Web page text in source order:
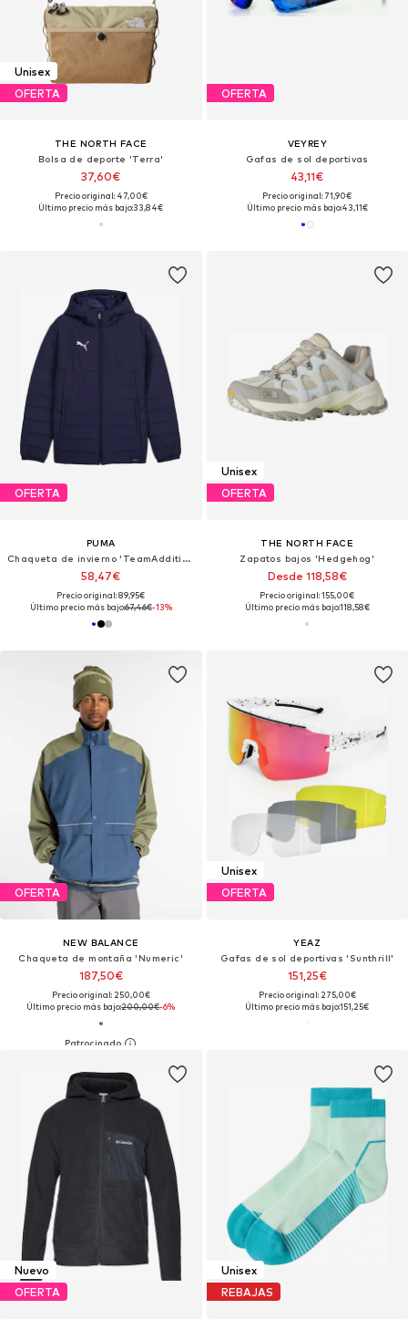
Unisex
OFERTA
THE NORTH FACE
Bolsa de deporte 'Terra'
37,60€
Precio original: 47,00€
Último precio más bajo:33,84€
OFERTA
VEYREY
Gafas de sol deportivas
43,11€
Precio original: 71,90€
Último precio más bajo:43,11€
OFERTA
PUMA
Chaqueta de invierno 'TeamAdditions'
58,47€
Precio original: 89,95€
Último precio más bajo:67,46€-13%
Unisex
OFERTA
THE NORTH FACE
Zapatos bajos 'Hedgehog'
Desde 118,58€
Precio original: 155,00€
Último precio más bajo:118,58€
OFERTA
NEW BALANCE
Chaqueta de montaña 'Numeric'
187,50€
Precio original: 250,00€
Último precio más bajo:200,00€-6%
Unisex
OFERTA
YEAZ
Gafas de sol deportivas 'Sunthrill'
151,25€
Precio original: 275,00€
Último precio más bajo:151,25€
Nuevo
OFERTA
Unisex
REBAJAS